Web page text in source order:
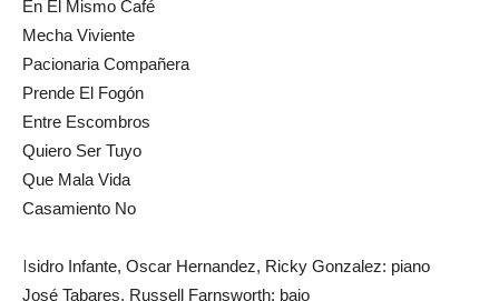
En El Mismo Café
Mecha Viviente
Pacionaria Compañera
Prende El Fogón
Entre Escombros
Quiero Ser Tuyo
Que Mala Vida
Casamiento No
Isidro Infante, Oscar Hernandez, Ricky Gonzalez: piano
José Tabares, Russell Farnsworth: bajo